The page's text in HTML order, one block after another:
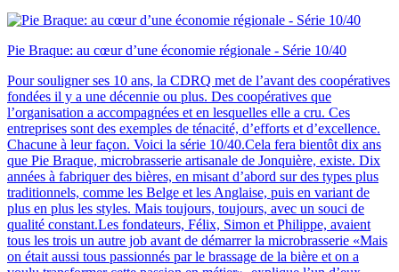
Pie Braque: au cœur d’une économie régionale - Série 10/40
Pour souligner ses 10 ans, la CDRQ met de l’avant des coopératives
fondées il y a une décennie ou plus. Des coopératives que
l’organisation a accompagnées et en lesquelles elle a cru. Ces
entreprises sont des exemples de ténacité, d’efforts et d’excellence.
Chacune à leur façon. Voici la série 10/40.Cela fera bientôt dix ans
que Pie Braque, microbrasserie artisanale de Jonquière, existe. Dix
années à fabriquer des bières, en misant d’abord sur des types plus
traditionnels, comme les Belge et les Anglaise, puis en variant de
plus en plus les styles. Mais toujours, toujours, avec un souci de
qualité constant.Les fondateurs, Félix, Simon et Philippe, avaient
tous les trois un autre job avant de démarrer la microbrasserie «Mais
on était aussi tous passionnés par le brassage de la bière et on a